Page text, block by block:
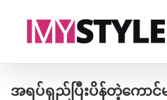
အရပ်ရှည်ပြီးပိန်တဲ့ကေ